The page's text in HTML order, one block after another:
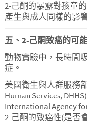
2-己酮的暴露對孩童
產生與成人同樣的影
五、2-己酮致癌的可
動物實驗中，長時間
症。
美國衛生與人群服務
Human Services,
International Agency
2-己酮的致癌性(是否